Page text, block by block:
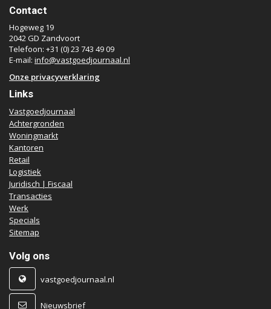
Contact
Hogeweg 19
2042 GD Zandvoort
Telefoon: +31 (0) 23 743 49 09
E-mail: info@vastgoedjournaal.nl
Onze privacyverklaring
Links
Vastgoedjournaal
Achtergronden
Woningmarkt
Kantoren
Retail
Logistiek
Juridisch | Fiscaal
Transacties
Werk
Specials
Sitemap
Volg ons
vastgoedjournaal.nl
Nieuwsbrief